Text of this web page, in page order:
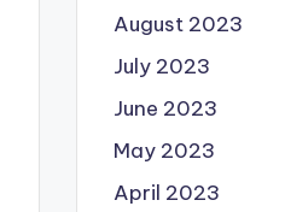
August 2023
July 2023
June 2023
May 2023
April 2023